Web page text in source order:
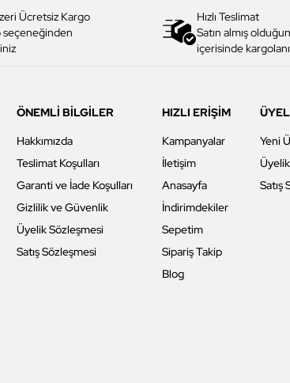
Ücretsiz Kargo
seçeneğinden
Hızlı Teslimat
Satın almış
içerisinde
ÖNEMLİ BİLGİLER
Hakkımızda
Teslimat Koşulları
Garanti ve İade Koşulları
Gizlilik ve Güvenlik
Üyelik Sözleşmesi
Satış Sözleşmesi
HIZLI ERİŞİM
Kampanyalar
İletişim
Anasayfa
İndirimdekiler
Sepetim
Sipariş Takip
Blog
Yeni
Satış